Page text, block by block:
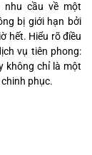
nhu cầu về một
bị giới hạn bởi
hết. Hiểu rõ điều
vụ tiên phong:
không chỉ là một
phục.